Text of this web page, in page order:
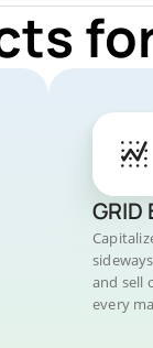
GRID
and sell
every